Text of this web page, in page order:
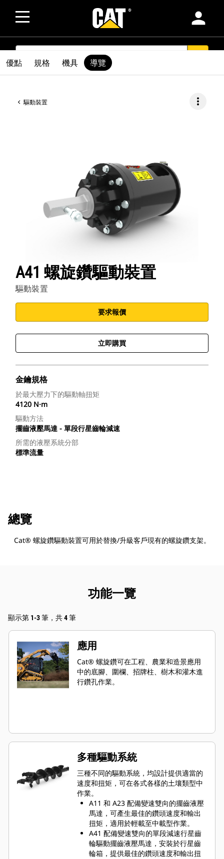
person
SEARCH
驅動裝置 more_vert
A41 螺旋鑽驅動裝置
驅動裝置
要求報價
立即購買
金鑰規格
於最大壓力下的驅動軸扭矩
4120 N·m
驅動方法
擺齒液壓馬達 - 單段行星齒輪減速
所需的液壓系統分部
標準流量
優點 規格 機具 導覽
總覽
Cat® 螺旋鑽驅動裝置可用於替換/升級客戶現有的螺旋鑽支架。
功能一覽
顯示第 1-3 筆，共 4 筆
應用
Cat® 螺旋鑽可在工程、農業和造景應用
中的底腳、圍欄、招牌柱、樹木和灌木進
行鑽孔作業。
多種驅動系統
三種不同的驅動系統，均設計提供適當的
速度和扭矩，可在各式各樣的土壤類型中
作業。
A11 和 A23 配備變速雙向的擺齒液壓
馬達，可產生最佳的鑽頭速度和輸出
扭矩，適用於輕載至中載型作業。
A41 配備變速雙向的單段減速行星齒
輪驅動擺齒液壓馬達，安裝於行星齒
輪箱，提供最佳的鑽頭速度和輸出扭